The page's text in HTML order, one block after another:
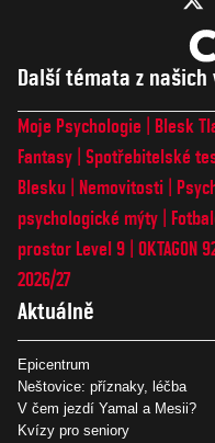
Další témata z našich
Moje Psychologie Blesk
Fantasy Spotřebitelské
Blesku
Nemovitosti
psychologické mýty
prostor Level 9 OKTAGON
2026/27
Aktuálně
Epicentrum
Neštovice: příznaky, léčba
V čem jezdí Yamal a Mesii?
Kvízy pro seniory